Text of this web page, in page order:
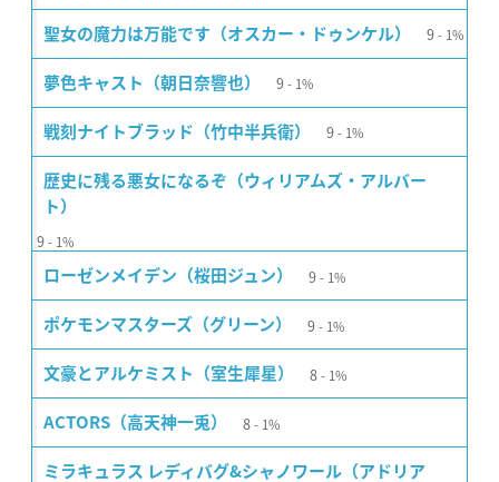
聖女の魔力は万能です（オスカー・ドゥンケル） 9 1%
夢色キャスト（朝日奈響也） 9 1%
戦刻ナイトブラッド（竹中半兵衛） 9 1%
歴史に残る悪女になるぞ（ウィリアムズ・アルバー
ト）
9 1%
ローゼンメイデン（桜田ジュン） 9 1%
ポケモンマスターズ（グリーン） 9 1%
文豪とアルケミスト（室生犀星） 8 1%
ACTORS（高天神一兎） 8 1%
ミラキュラス レディバグ&シャノワール（アドリア